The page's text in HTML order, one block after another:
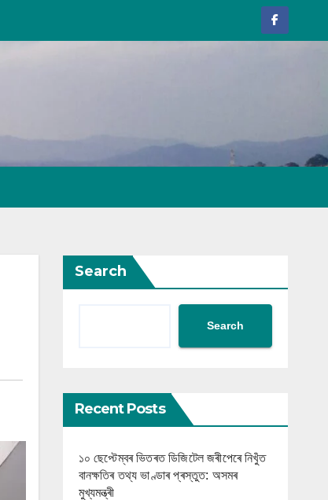
Search
Search
Recent Posts
১০ ছেপ্টেম্বৰ ভিতৰত ডিজিটেল জৰীপেৰে নিখুঁত
বানক্ষতিৰ তথ্য ভাণ্ডাৰ প্ৰস্তুত: অসমৰ
মুখ্যমন্ত্ৰী